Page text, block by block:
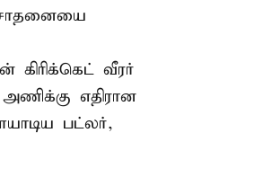
வீரர்
எதிரான
பட்லர்,